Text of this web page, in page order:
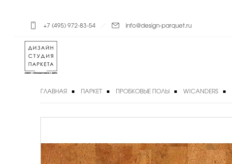
+7 (495) 972-83-54 info@design-parquet.ru
ГЛАВНАЯ ПАРКЕТ ПРОБКОВЫЕ ПОЛЫ WICANDERS